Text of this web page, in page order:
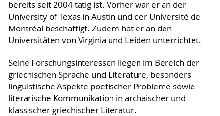
bereits seit 2004 tätig ist. Vorher war er an der
University of Texas in Austin und der Université de
Montréal beschäftigt. Zudem hat er an den
Universitäten von Virginia und Leiden unterrichtet.
Seine Forschungsinteressen liegen im Bereich der
griechischen Sprache und Literature, besonders
linguistische Aspekte poetischer Probleme sowie
literarische Kommunikation in archaischer und
klassischer griechischer Literatur.